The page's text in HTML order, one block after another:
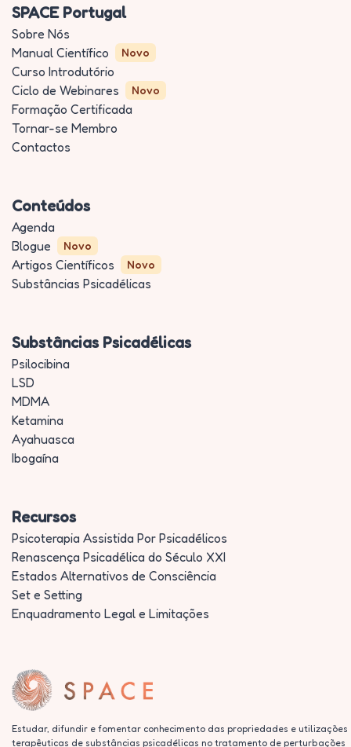
SPACE Portugal
Sobre Nós
Manual Científico
Novo
Curso Introdutório
Ciclo de Webinares
Novo
Formação Certificada
Tornar-se Membro
Contactos
Conteúdos
Agenda
Blogue
Novo
Artigos Científicos Novo
Substâncias Psicadélicas
Substâncias Psicadélicas
Psilocibina
LSD
MDMA
Ketamina
Ayahuasca
Ibogaína
Recursos
Psicoterapia Assistida Por Psicadélicos
Renascença Psicadélica do Século XXI
Estados Alternativos de Consciência
Set e Setting
Enquadramento Legal e Limitações
Estudar, difundir e fomentar conhecimento das propriedades e utilizações
terapêuticas de substâncias psicadélicas no tratamento de perturbações